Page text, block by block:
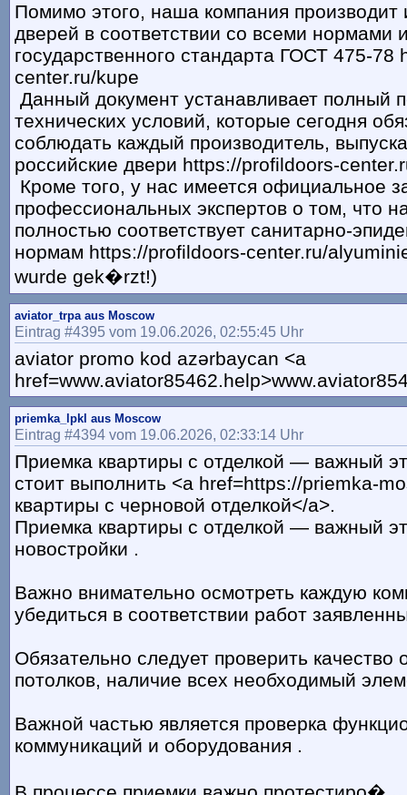
Помимо этого, наша компания производит
дверей в соответствии со всеми нормами
государственного стандарта ГОСТ 475-78
center.ru/kupe
Данный документ устанавливает полный
технических условий, которые сегодня
соблюдать каждый производитель,
российские двери https://profildoors-
Кроме того, у нас имеется официальное
профессиональных экспертов о том, что
полностью соответствует санитарно-
нормам https://profildoors-center.ru/
wurde gek�rzt!)
aviator_trpa aus Moscow
Eintrag #4395 vom 19.06.2026, 02:55:45 Uhr
aviator promo kod azərbaycan <a
priemka_lpkl aus Moscow
Eintrag #4394 vom 19.06.2026, 02:33:14 Uhr
Приемка квартиры с отделкой — важный
стоит выполнить <a href=https://priemka-
квартиры с черновой отделкой</a>.
Приемка квартиры с отделкой — важный
новостройки .
Важно внимательно осмотреть каждую
убедиться в соответствии работ
Обязательно следует проверить качество
потолков, наличие всех необходимый
Важной частью является проверка
коммуникаций и оборудования .